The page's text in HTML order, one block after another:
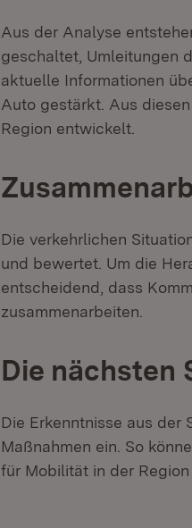
Aus der Analyse
geschaltet, Umleitungen
aktuelle Informationen
Auto gestärkt. Aus
Region entwickelt.
Die verkehrlichen
und bewertet. Um die
entscheidend, dass
zusammenarbeiten.
Die nächsten
Die Erkenntnisse aus der
Maßnahmen ein. So
für Mobilität in der